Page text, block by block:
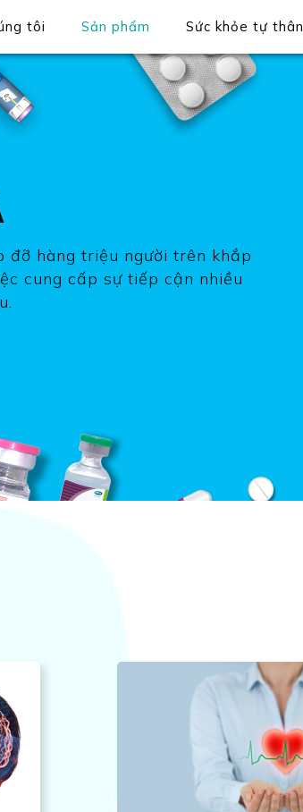
tôi Sản phẩm Sức khỏe tự thân
đỡ hàng triệu người trên khắp
cung cấp sự tiếp cận nhiều